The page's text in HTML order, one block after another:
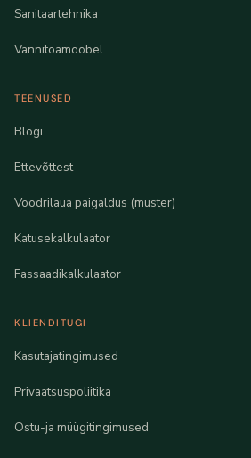
Sanitaartehnika
Vannitoamööbel
TEENUSED
Blogi
Ettevõttest
Voodrilaua paigaldus (muster)
Katusekalkulaator
Fassaadikalkulaator
KLIENDITUGI
Kasutajatingimused
Privaatsuspoliitika
Ostu-ja müügitingimused